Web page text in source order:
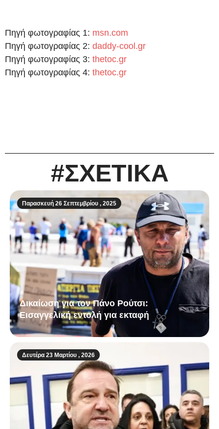
Πηγή φωτογραφίας 1: msn.com
Πηγή φωτογραφίας 2: daddy-cool.gr
Πηγή φωτογραφίας 3: thetoc.gr
Πηγή φωτογραφίας 4: thetoc.gr
#ΣΧΕΤΙΚΑ
Παρασκευή 26 Σεπτεμβρίου , 2025
Δικαίωση για τον Πάνο Ρούτσι:
Εισαγγελική εντολή για εκταφή
Δευτέρα 23 Μαρτίου , 2026